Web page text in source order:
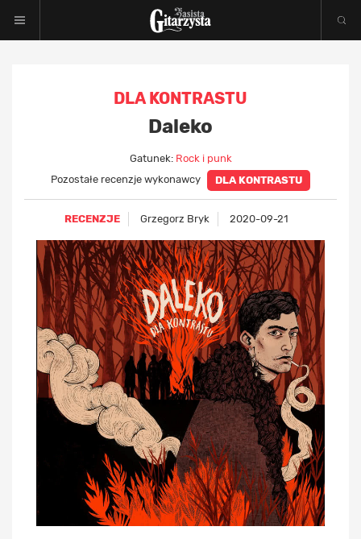
DLA KONTRASTU
Daleko
Gatunek: Rock i punk
Pozostałe recenzje wykonawcy
DLA KONTRASTU
RECENZJE Grzegorz Bryk 2020-09-21